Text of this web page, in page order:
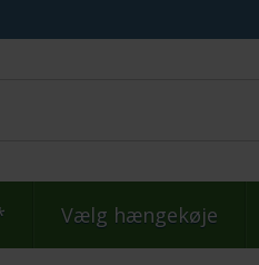
Vælg hængekøje